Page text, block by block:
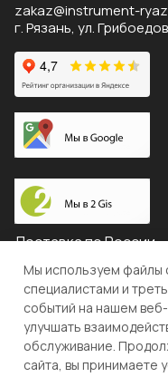
zakaz@instrument-
г. Рязань, ул.
Доставка по России
© 2026 "ЛЕВША"
Конфиденциальность
Мы используем файлы
специалистами и
событий на нашем
улучшать
обслуживание.
сайта, вы принимаете